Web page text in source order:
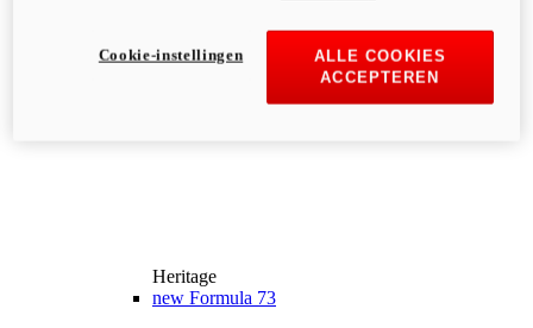
Heritage
new Formula 73
ALLE COOKIES
ACCEPTEREN
Cookie-instellingen